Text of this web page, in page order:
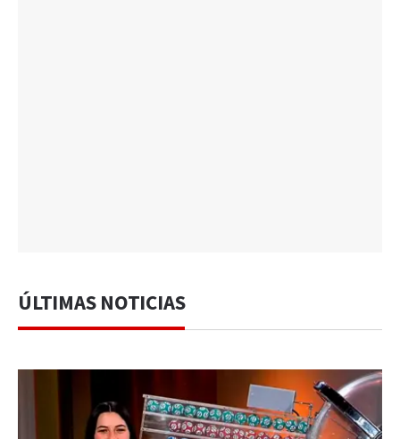
ÚLTIMAS NOTICIAS